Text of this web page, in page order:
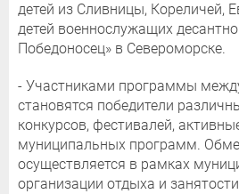
детей из Сливницы, Кореличей,
детей военнослужащих
Победоносец» в Североморске.
- Участниками программы
становятся победители
конкурсов, фестивалей,
муниципальных программ.
осуществляется в рамках
организации отдыха и